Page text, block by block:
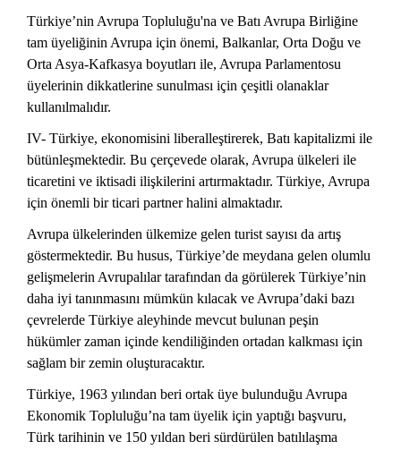
Türkiye’nin Avrupa Topluluğu'na ve Batı Avrupa Birliğine
tam üyeliğinin Avrupa için önemi, Balkanlar, Orta Doğu ve
Orta Asya-Kafkasya boyutları ile, Avrupa Parlamentosu
üyelerinin dikkatlerine sunulması için çeşitli olanaklar
kullanılmalıdır.
IV- Türkiye, ekonomisini liberalleştirerek, Batı kapitalizmi ile
bütünleşmektedir. Bu çerçevede olarak, Avrupa ülkeleri ile
ticaretini ve iktisadi ilişkilerini artırmaktadır. Türkiye, Avrupa
için önemli bir ticari partner halini almaktadır.
Avrupa ülkelerinden ülkemize gelen turist sayısı da artış
göstermektedir. Bu husus, Türkiye’de meydana gelen olumlu
gelişmelerin Avrupalılar tarafından da görülerek Türkiye’nin
daha iyi tanınmasını mümkün kılacak ve Avrupa’daki bazı
çevrelerde Türkiye aleyhinde mevcut bulunan peşin
hükümler zaman içinde kendiliğinden ortadan kalkması için
sağlam bir zemin oluşturacaktır.
Türkiye, 1963 yılından beri ortak üye bulunduğu Avrupa
Ekonomik Topluluğu’na tam üyelik için yaptığı başvuru,
Türk tarihinin ve 150 yıldan beri sürdürülen batılılaşma